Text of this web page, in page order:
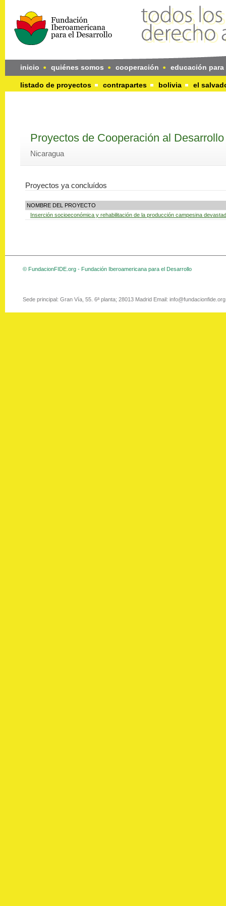
inicio quiénes somos cooperación educación
listado de proyectos contrapartes bolivia el
Proyectos de Cooperación al Desarrollo
Nicaragua
Proyectos ya concluídos
NOMBRE DEL PROYECTO
Inserción socioeconómica y rehabilitación de la producción campesina
© FundacionFIDE.org - Fundación Iberoamericana para el Desarrollo
Sede principal: Gran Vía, 55. 6ª planta; 28013 Madrid Email: